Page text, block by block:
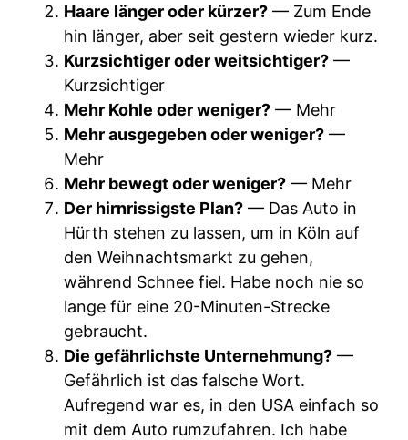
Haare länger oder kürzer? — Zum Ende
hin länger, aber seit gestern wieder kurz.
Kurzsichtiger oder weitsichtiger? —
Kurzsichtiger
Mehr Kohle oder weniger? — Mehr
Mehr ausgegeben oder weniger? —
Mehr
Mehr bewegt oder weniger? — Mehr
Der hirnrissigste Plan? — Das Auto in
Hürth stehen zu lassen, um in Köln auf
den Weihnachtsmarkt zu gehen,
während Schnee fiel. Habe noch nie so
lange für eine 20-Minuten-Strecke
gebraucht.
Die gefährlichste Unternehmung? —
Gefährlich ist das falsche Wort.
Aufregend war es, in den USA einfach so
mit dem Auto rumzufahren. Ich habe